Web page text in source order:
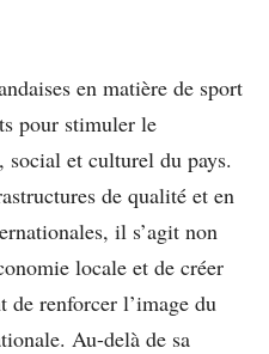
en matière de sport
pour stimuler le
social et culturel du pays.
de qualité et en
il s’agit non
locale et de créer
de renforcer l’image du
Au-delà de sa